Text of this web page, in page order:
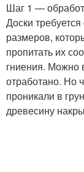
Шаг 1 —
Доски
размеров,
пропитать их
гниения. Можно
отработано. Но
проникали в
древесину